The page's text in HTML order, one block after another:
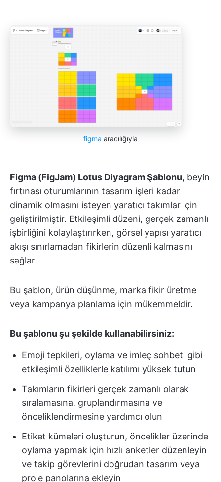
figma aracılığıyla
Figma (FigJam) Lotus Diyagram Şablonu, beyin
fırtınası oturumlarının tasarım işleri kadar
dinamik olmasını isteyen yaratıcı takımlar için
geliştirilmiştir. Etkileşimli düzeni, gerçek zamanlı
işbirliğini kolaylaştırırken, görsel yapısı yaratıcı
akışı sınırlamadan fikirlerin düzenli kalmasını
sağlar.
Bu şablon, ürün düşünme, marka fikir üretme
veya kampanya planlama için mükemmeldir.
Bu şablonu şu şekilde kullanabilirsiniz:
Emoji tepkileri, oylama ve imleç sohbeti gibi
etkileşimli özelliklerle katılımı yüksek tutun
Takımların fikirleri gerçek zamanlı olarak
sıralamasına, gruplandırmasına ve
önceliklendirmesine yardımcı olun
Etiket kümeleri oluşturun, öncelikler üzerinde
oylama yapmak için hızlı anketler düzenleyin
ve takip görevlerini doğrudan tasarım veya
proje panolarına ekleyin